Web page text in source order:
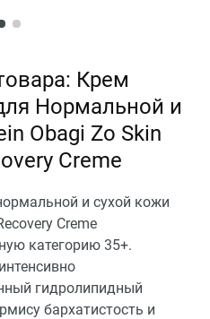
Крем
Нормальной и
Obagi Zo Skin
Creme
и сухой кожи
Creme
категорию 35+.
гидролипидный
бархатистость и